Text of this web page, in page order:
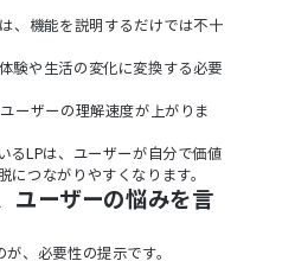
、機能を説明するだけでは不十
験や生活の変化に変換する必要
ーザーの理解速度が上がりま
るLPは、ユーザーが自分で価値
につながりやすくなります。
ユーザーの悩みを言
、必要性の提示です。